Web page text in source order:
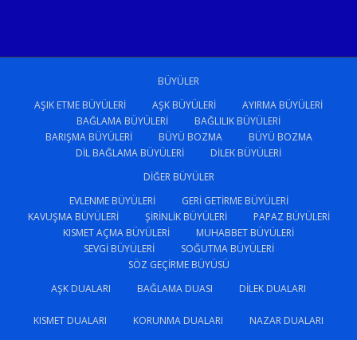
BÜYÜLER
AŞIK ETME BÜYÜLERI
AŞK BÜYÜLERI
AYIRMA BÜYÜLERI
BAĞLAMA BÜYÜLERI
BAĞLILIK BÜYÜLERI
BARIŞMA BÜYÜLERI
BÜYÜ BOZMA
BÜYÜ BOZMA
DIL BAĞLAMA BÜYÜLERI
DILEK BÜYÜLERI
DIĞER BÜYÜLER
EVLENME BÜYÜLERI
GERI GETIRME BÜYÜLERI
KAVUŞMA BÜYÜLERI
ŞIRINLIK BÜYÜLERI
PAPAZ BÜYÜLERI
KISMET AÇMA BÜYÜLERI
MUHABBET BÜYÜLERI
SEVGI BÜYÜLERI
SOĞUTMA BÜYÜLERI
SÖZ GEÇIRME BÜYÜSÜ
AŞK DUALARI
BAĞLAMA DUASI DILEK DUALARI
KISMET DUALARI KORUNMA DUALARI NAZAR DUALARI